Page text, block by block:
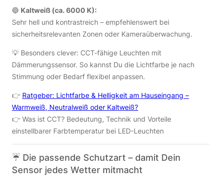
🔵 Kaltweiß (ca. 6000 K):
Sehr hell und kontrastreich – empfehlenswert bei
sicherheitsrelevanten Zonen oder Kameraüberwachung.
💡 Besonders clever: CCT-fähige Leuchten mit
Dämmerungssensor. So kannst Du die Lichtfarbe je nach
Stimmung oder Bedarf flexibel anpassen.
👉 Ratgeber: Lichtfarbe & Helligkeit am Hauseingang –
Warmweiß, Neutralweiß oder Kaltweiß?
👉 Was ist CCT? Bedeutung, Technik und Vorteile
einstellbarer Farbtemperatur bei LED-Leuchten
☔ Die passende Schutzart – damit Dein
Sensor jedes Wetter mitmacht